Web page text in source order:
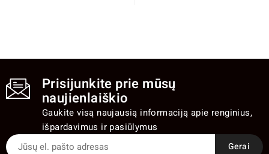
Prisijunkite prie mūsų
naujienlaiškio
Gaukite visą naujausią informaciją apie renginius,
išpardavimus ir pasiūlymus